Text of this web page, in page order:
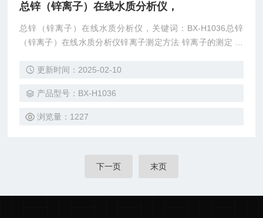
总锌（锌离子）在线水质分析仪，
总锌（锌离子）在线水质分析仪，关键词：BX-H1036总锌
（锌离子）在线水质分析仪锌离子测定方法 锌离子的测定 锌
0mg/L( 可根据要求扩展) 检测下限： 0.01 mg/L 分 辨
性： 相对标
更新时间：2025-02-10
产品型号：BX-H1036
浏览量：1227
下一页 末页